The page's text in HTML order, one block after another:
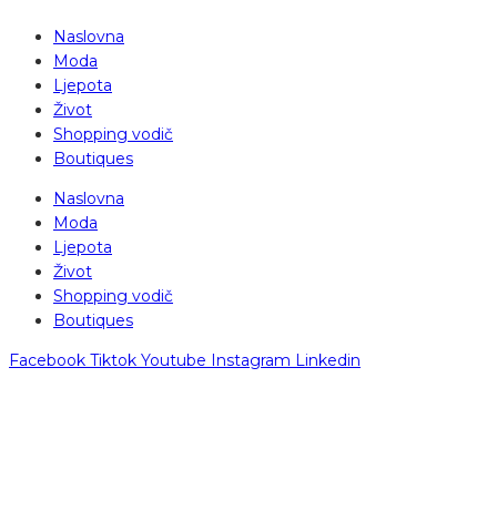
Naslovna
Moda
Ljepota
Život
Shopping vodič
Boutiques
Naslovna
Moda
Ljepota
Život
Shopping vodič
Boutiques
Facebook Tiktok Youtube Instagram Linkedin